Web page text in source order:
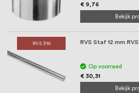
€ 9,76
Bekijk
RVS 316 RVS Staf 12 mm
Op voorraad
€ 30,31
Bekijk